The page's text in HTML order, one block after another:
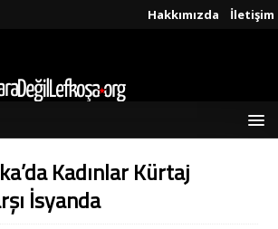
Hakkımızda İletişim
Kadınlar Kürtaj
İsyanda